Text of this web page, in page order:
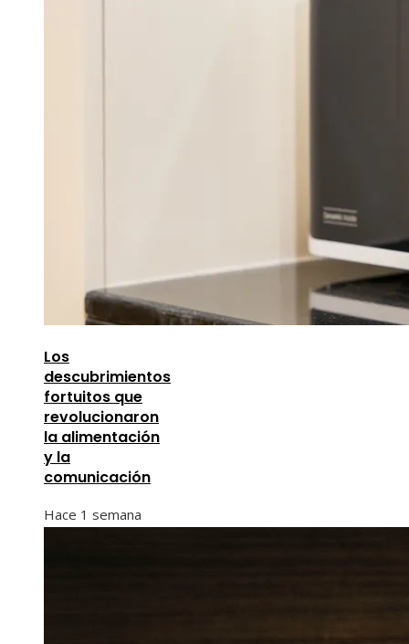
Los
descubrimientos
fortuitos que
revolucionaron
la alimentación
y la
comunicación
Hace 1 semana